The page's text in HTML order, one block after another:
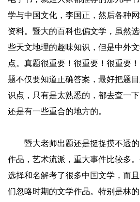
学与中国文化，李国正，然后各种
资料。暨大的百科也偏文学，虽然
些天文地理的趣味知识，但是中外
点。真题很重要！很重要！很重要
题不仅要知道正确答案，最好把题
识点，只有是太熟悉的，都去查一下
还是有一些重合的地方的。
暨大老师出题还是挺捉摸不透的
作品，艺术流派，重大事件比较多
选择和名解考了很多中国文学，而
们忽略时期的文学作品。特别是林